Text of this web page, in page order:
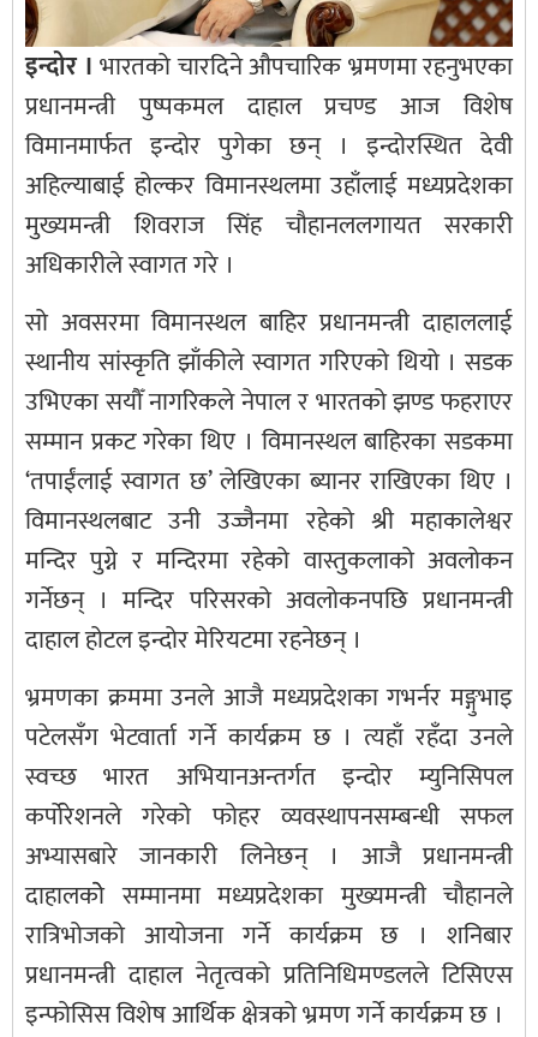
इन्दोर । भारतको चारदिने औपचारिक भ्रमणमा रहनुभएका
प्रधानमन्त्री पुष्पकमल दाहाल प्रचण्ड आज विशेष
विमानमार्फत इन्दोर पुगेका छन् । इन्दोरस्थित देवी
अहिल्याबाई होल्कर विमानस्थलमा उहाँलाई मध्यप्रदेशका
मुख्यमन्त्री शिवराज सिंह चौहानललगायत सरकारी
अधिकारीले स्वागत गरे ।
सो अवसरमा विमानस्थल बाहिर प्रधानमन्त्री दाहाललाई
स्थानीय सांस्कृति झाँकीले स्वागत गरिएको थियो । सडक
उभिएका सयौँ नागरिकले नेपाल र भारतको झण्ड फहराएर
सम्मान प्रकट गरेका थिए । विमानस्थल बाहिरका सडकमा
‘तपाईंलाई स्वागत छ’ लेखिएका ब्यानर राखिएका थिए ।
विमानस्थलबाट उनी उज्जैनमा रहेको श्री महाकालेश्वर
मन्दिर पुग्ने र मन्दिरमा रहेको वास्तुकलाको अवलोकन
गर्नेछन् । मन्दिर परिसरको अवलोकनपछि प्रधानमन्त्री
दाहाल होटल इन्दोर मेरियटमा रहनेछन् ।
भ्रमणका क्रममा उनले आजै मध्यप्रदेशका गभर्नर मङ्गुभाइ
पटेलसँग भेटवार्ता गर्ने कार्यक्रम छ । त्यहाँ रहँदा उनले
स्वच्छ भारत अभियानअन्तर्गत इन्दोर म्युनिसिपल
कर्पोरेशनले गरेको फोहर व्यवस्थापनसम्बन्धी सफल
अभ्यासबारे जानकारी लिनेछन् । आजै प्रधानमन्त्री
दाहालकोे सम्मानमा मध्यप्रदेशका मुख्यमन्त्री चौहानले
रात्रिभोजको आयोजना गर्ने कार्यक्रम छ । शनिबार
प्रधानमन्त्री दाहाल नेतृत्वको प्रतिनिधिमण्डलले टिसिएस
इन्फोसिस विशेष आर्थिक क्षेत्रको भ्रमण गर्ने कार्यक्रम छ ।